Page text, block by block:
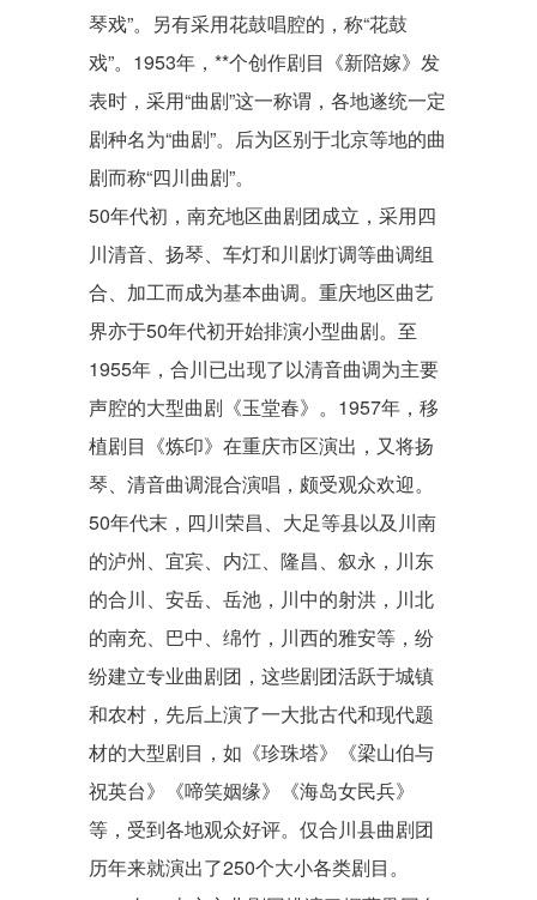
琴戏”。另有采用花鼓唱腔的，称“花鼓
戏”。1953年，**个创作剧目《新陪嫁》发
表时，采用“曲剧”这一称谓，各地遂统一定
剧种名为“曲剧”。后为区别于北京等地的曲
剧而称“四川曲剧”。
50年代初，南充地区曲剧团成立，采用四
川清音、扬琴、车灯和川剧灯调等曲调组
合、加工而成为基本曲调。重庆地区曲艺
界亦于50年代初开始排演小型曲剧。至
1955年，合川已出现了以清音曲调为主要
声腔的大型曲剧《玉堂春》。1957年，移
植剧目《炼印》在重庆市区演出，又将扬
琴、清音曲调混合演唱，颇受观众欢迎。
50年代末，四川荣昌、大足等县以及川南
的泸州、宜宾、内江、隆昌、叙永，川东
的合川、安岳、岳池，川中的射洪，川北
的南充、巴中、 绵竹 ，川西的雅安等，纷
纷建立专业曲剧团，这些剧团活跃于城镇
和农村，先后上演了一大批古代和现代题
材的大型剧目，如《珍珠塔》《梁山伯与
祝英台》《啼笑姻缘》《海岛女民兵》
等，受到各地观众好评。仅合川县曲剧团
历年来就演出了250个大小各类剧目。